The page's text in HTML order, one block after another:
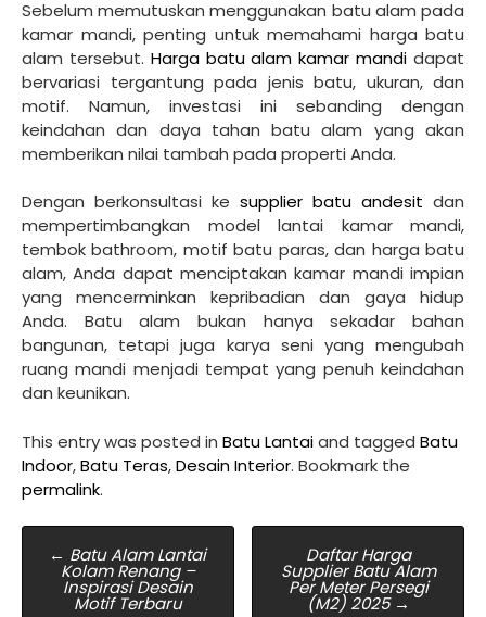
Sebelum memutuskan menggunakan batu alam pada
kamar mandi, penting untuk memahami harga batu
alam tersebut. Harga batu alam kamar mandi dapat
bervariasi tergantung pada jenis batu, ukuran, dan
motif. Namun, investasi ini sebanding dengan
keindahan dan daya tahan batu alam yang akan
memberikan nilai tambah pada properti Anda.
Dengan berkonsultasi ke supplier batu andesit dan
mempertimbangkan model lantai kamar mandi,
tembok bathroom, motif batu paras, dan harga batu
alam, Anda dapat menciptakan kamar mandi impian
yang mencerminkan kepribadian dan gaya hidup
Anda. Batu alam bukan hanya sekadar bahan
bangunan, tetapi juga karya seni yang mengubah
ruang mandi menjadi tempat yang penuh keindahan
dan keunikan.
This entry was posted in Batu Lantaiand tagged Batu
Indoor,Batu Teras,Desain Interior. Bookmark the
permalink.
Post
navigation
← Batu Alam Lantai
Kolam Renang –
Inspirasi Desain
Motif Terbaru
Daftar Harga
Supplier Batu Alam
Per Meter Persegi
(M2) 2025 →